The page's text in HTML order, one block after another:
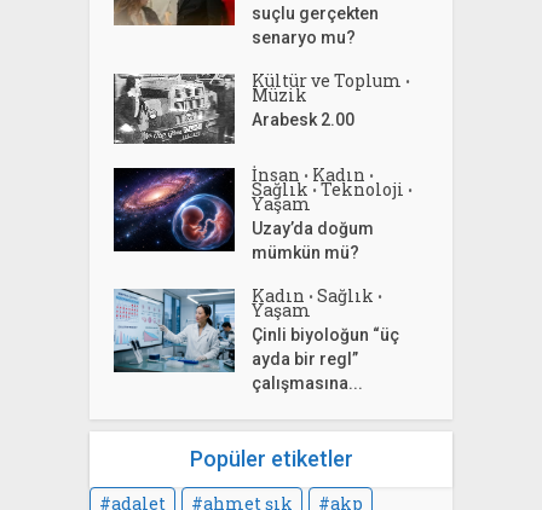
suçlu gerçekten
senaryo mu?
Kültür ve Toplum •
Müzik
Arabesk 2.00
İnsan • Kadın •
Sağlık • Teknoloji •
Yaşam
Uzay’da doğum
mümkün mü?
Kadın • Sağlık •
Yaşam
Çinli biyoloğun “üç
ayda bir regl”
çalışmasına...
Popüler etiketler
adalet ahmet şık
akp